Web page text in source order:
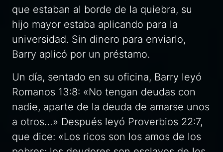
que estaban al borde de la quiebra, su
hijo mayor estaba aplicando para la
universidad. Sin dinero para enviarlo,
Barry aplicó por un préstamo.
Un día, sentado en su oficina, Barry leyó
Romanos 13:8: «No tengan deudas con
nadie, aparte de la deuda de amarse unos
a otros…» Después leyó Proverbios 22:7,
que dice: «Los ricos son los amos de los